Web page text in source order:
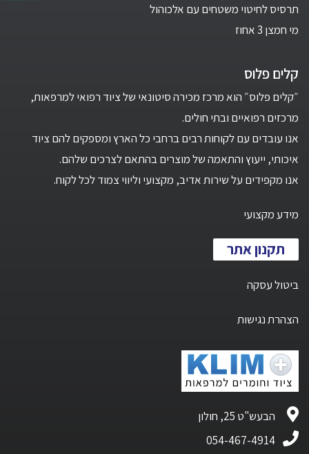
תרסיס לחיטוי משטחים עם אלכוהול
מי חמצן 3 אחוז
קלים פלוס
״קלים פלוס״ הוא מרכז מכירה סיטונאי של ציוד רפואי למרפאות,
מרכזים רפואיים ובתי חולים.
אנו עובדים עם לקוחות רבים ברחבי כל הארץ ומספקים להם ציוד
איכותי, ייעוץ והתאמה של מוצרים בהתאם לצרכים שלהם.
אנו מקפידים על שירות אדיב, מקצועי וליווי צמוד לכל לקוח.
מידע מקצועי
תקנון אתר
ביטול עסקה
הצהרת נגישות
הבעש"ט 25, חולון
054-467-4914